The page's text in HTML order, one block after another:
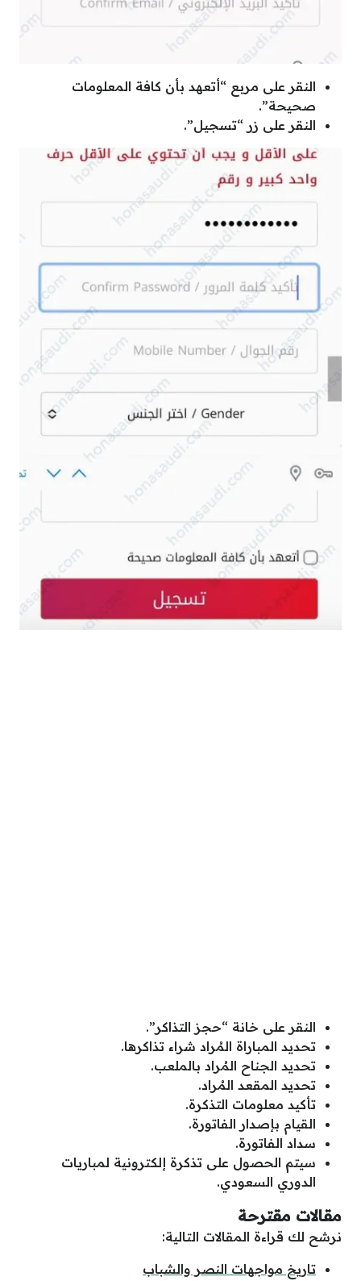
النقر على مربع “أتعهد بأن كافة المعلومات
صحيحة”.
النقر على زر “تسجيل”.
النقر على خانة “حجز التذاكر”.
تحديد المباراة المُراد شراء تذاكرها.
تحديد الجناح المُراد بالملعب.
تحديد المقعد المُراد.
تأكيد معلومات التذكرة.
القيام بإصدار الفاتورة.
سداد الفاتورة.
سيتم الحصول على تذكرة إلكترونية لمباريات
الدوري السعودي.
مقالات مقترحة
نرشح لك قراءة المقالات التالية:
تاريخ مواجهات النصر والشباب